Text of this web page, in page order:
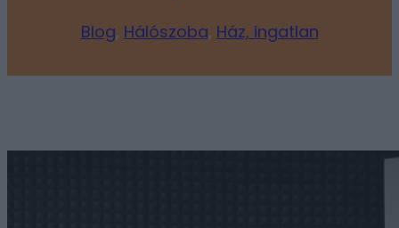
Blog, Hálószoba, Ház, ingatlan